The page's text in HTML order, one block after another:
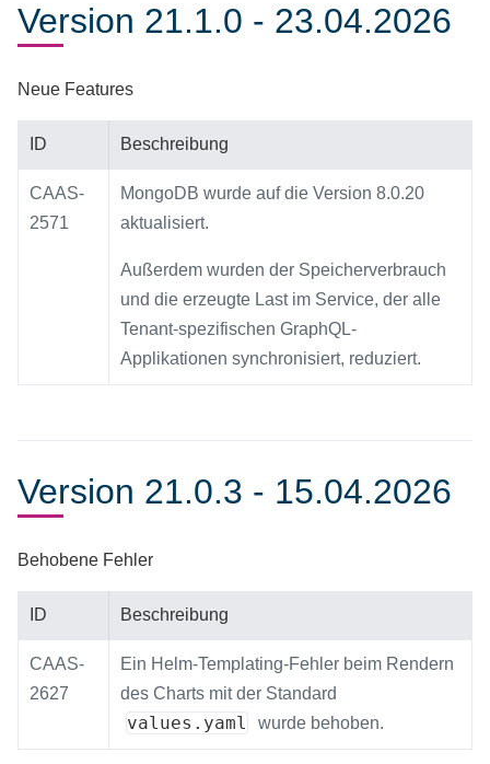
Version 21.1.0 - 23.04.2026
Neue Features
ID Beschreibung
CAAS-
2571
MongoDB wurde auf die Version 8.0.20
aktualisiert.
Außerdem wurden der Speicherverbrauch
und die erzeugte Last im Service, der alle
Tenant-spezifischen GraphQL-
Applikationen synchronisiert, reduziert.
Version 21.0.3 - 15.04.2026
Behobene Fehler
ID Beschreibung
CAAS-
2627
Ein Helm-Templating-Fehler beim Rendern
des Charts mit der Standard
values.yaml wurde behoben.